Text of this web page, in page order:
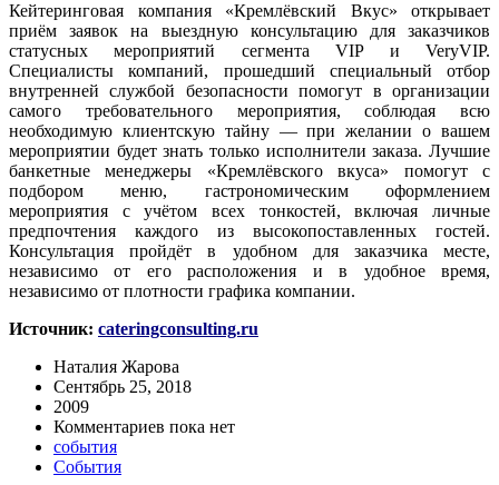
Кейтеринговая компания «Кремлёвский Вкус» открывает
приём заявок на выездную консультацию для заказчиков
статусных мероприятий сегмента VIP и VeryVIP.
Специалисты компаний, прошедший специальный отбор
внутренней службой безопасности помогут в организации
самого требовательного мероприятия, соблюдая всю
необходимую клиентскую тайну — при желании о вашем
мероприятии будет знать только исполнители заказа. Лучшие
банкетные менеджеры «Кремлёвского вкуса» помогут с
подбором меню, гастрономическим оформлением
мероприятия с учётом всех тонкостей, включая личные
предпочтения каждого из высокопоставленных гостей.
Консультация пройдёт в удобном для заказчика месте,
независимо от его расположения и в удобное время,
независимо от плотности графика компании.
Источник: cateringconsulting.ru
Наталия Жарова
Сентябрь 25, 2018
2009
Комментариев пока нет
события
События